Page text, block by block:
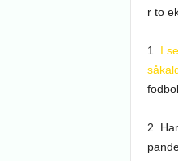
r to
1. I
2.